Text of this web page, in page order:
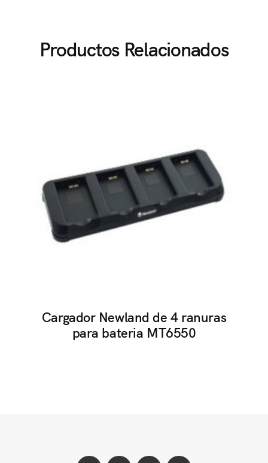
Productos Relacionados
Cargador Newland de 4 ranuras
para bateria MT6550